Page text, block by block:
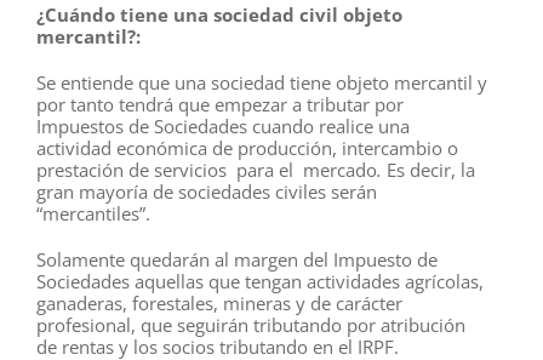
¿Cuándo tiene una sociedad civil objeto
mercantil?:
Se entiende que una sociedad tiene objeto mercantil y
por tanto tendrá que empezar a tributar por
Impuestos de Sociedades cuando realice una
actividad económica de producción, intercambio o
prestación de servicios para el mercado. Es decir, la
gran mayoría de sociedades civiles serán
“mercantiles”.
Solamente quedarán al margen del Impuesto de
Sociedades aquellas que tengan actividades agrícolas,
ganaderas, forestales, mineras y de carácter
profesional, que seguirán tributando por atribución
de rentas y los socios tributando en el IRPF.